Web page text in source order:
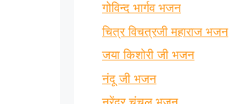
गोविन्द भार्गव भजन
चित्र विचत्रजी महाराज भजन
जया किशोरी जी भजन
नंदू जी भजन